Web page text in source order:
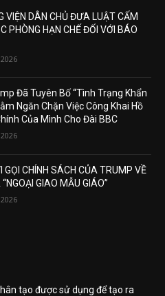
VIỆN DÂN CHỦ ĐƯA LUẬT CẤM
PHÒNG HẠN CHẾ ĐỐI VỚI BÁO
Đã Tuyên Bố “Tình Trạng Khẩn
Ngăn Chặn Việc Công Khai Hồ
Của Mình Cho Đài BBC
GỌI CHÍNH SÁCH CỦA TRUMP VỀ
“NGOẠI GIAO MẪU GIÁO”
tạo được sử dụng để tạo ra